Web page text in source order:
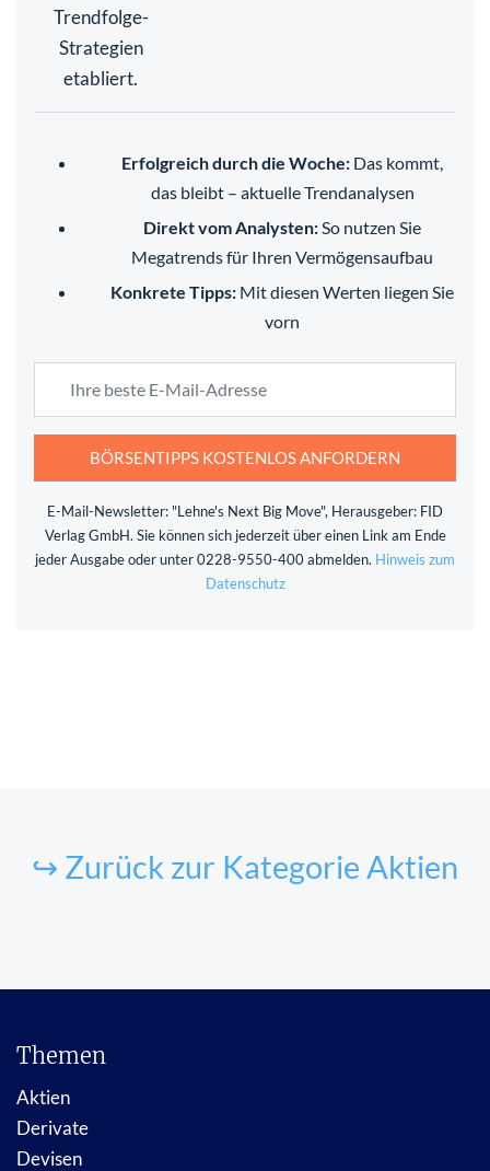
Trendfolge-
Strategien
etabliert.
Erfolgreich durch die Woche: Das kommt,
das bleibt – aktuelle Trendanalysen
Direkt vom Analysten:So nutzen Sie
Megatrends für Ihren Vermögensaufbau
Konkrete Tipps: Mit diesen Werten liegen Sie
vorn
BÖRSENTIPPS KOSTENLOS ANFORDERN
E-Mail-Newsletter: "Lehne's Next Big Move", Herausgeber: FID
Verlag GmbH. Sie können sich jederzeit über einen Link am Ende
jeder Ausgabe oder unter 0228-9550-400 abmelden. Hinweis zum
Datenschutz
↪ Zurück zur Kategorie Aktien
Themen
Aktien
Derivate
Devisen